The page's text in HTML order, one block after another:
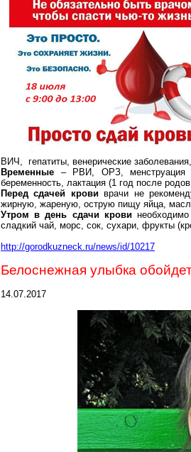
ВИЧ, гепатиты, венерические
Временные – РВИ, ОРЗ, менструация
беременность, лактация (1 год после
Перед сдачей кровиврачи не
жирную, жареную, острую пищу яйца,
Утром в день сдачи кровинеобходимо
сладкий чай, морс, сок, сухари, фрукты
http://gorodkuzneck.ru/news/id/10217
Белоснежная улыбка
14.07.2017